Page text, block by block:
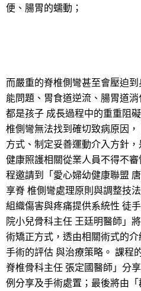
便、腸胃的蠕動；
而嚴重的脊椎側彎甚至會壓迫
能問題、胃食道逆流、腸胃道消
都是孩子 成長過程中的重重阻
椎側彎無法找到確切致病原因
方式、制定妥善運動介入方針
健康照護相關從業人員不得不
程邀請到「愛心婦幼健康聯盟
享脊 椎側彎處理原則與調整技
組織傷害與疼痛提供系統性 徒
院小兒骨科主任 王廷明醫師」
術矯正方式，透由相關術式的
手術的評估 與治療策略。 課程
脊椎骨科主任 張定國醫師」分
例分享及手術處置；最後將由